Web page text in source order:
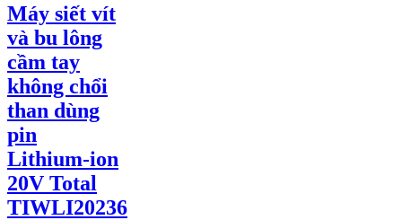
Máy siết vít
và bu lông
cầm tay
không chổi
than dùng
pin
Lithium-ion
20V Total
TIWLI20236